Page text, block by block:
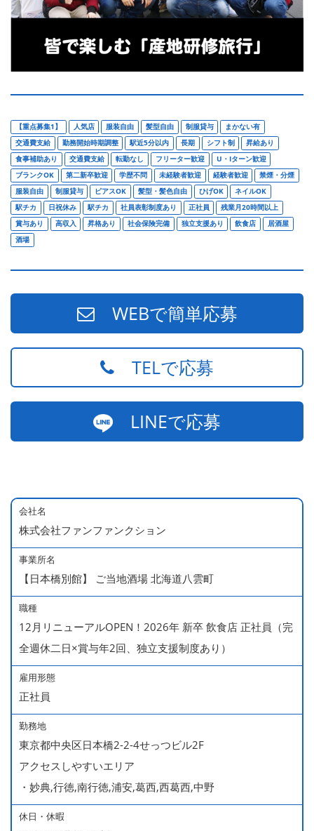
【重点募集1】 人気店 服装自由 髪型自由 制服貸与
まかない有
交通費支給
勤務開始時期調整 駅近5分以内 長期 シフト制
昇給あり
食事補助あり
交通費支給 転勤なし フリーター歓迎
U・Iターン歓迎
ブランクOK
第二新卒歓迎 学歴不問 未経験者歓迎 経験者歓迎
禁煙・分煙
服装自由
制服貸与 ピアスOK 髪型・髪色自由 ひげOK
ネイルOK
駅チカ
日祝休み 駅チカ 社員表彰制度あり 正社員
残業月20時間以上
賞与あり
高収入 昇格あり 社会保険完備 独立支援あり 飲食店
居酒屋
酒場
WEBで簡単応募
TELで応募
LINEで応募
会社名
株式会社ファンファンクション
事業所名
【日本橋別館】 ご当地酒場 北海道八雲町
職種
12月リニューアルOPEN！2026年 新卒 飲食店 正社員（完
全週休二日×賞与年2回、独立支援制度あり）
雇用形態
正社員
勤務地
東京都中央区日本橋2-2-4せっつビル2F
アクセスしやすいエリア
・妙典,行徳,南行徳,浦安,葛西,西葛西,中野
休日・休暇